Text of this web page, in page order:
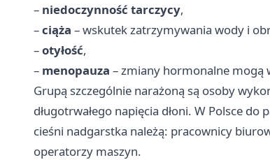
– niedoczynność tarczycy,
–ciąża – wskutek zatrzymywania wody i
–otyłość,
– menopauza – zmiany hormonalne mogą
Grupą szczególnie narażoną są osoby
długotrwałego napięcia dłoni. W Polsce do
cieśni nadgarstka należą: pracownicy
operatorzy maszyn.